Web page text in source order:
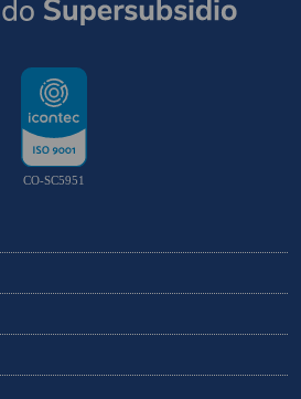
CO-SC5951